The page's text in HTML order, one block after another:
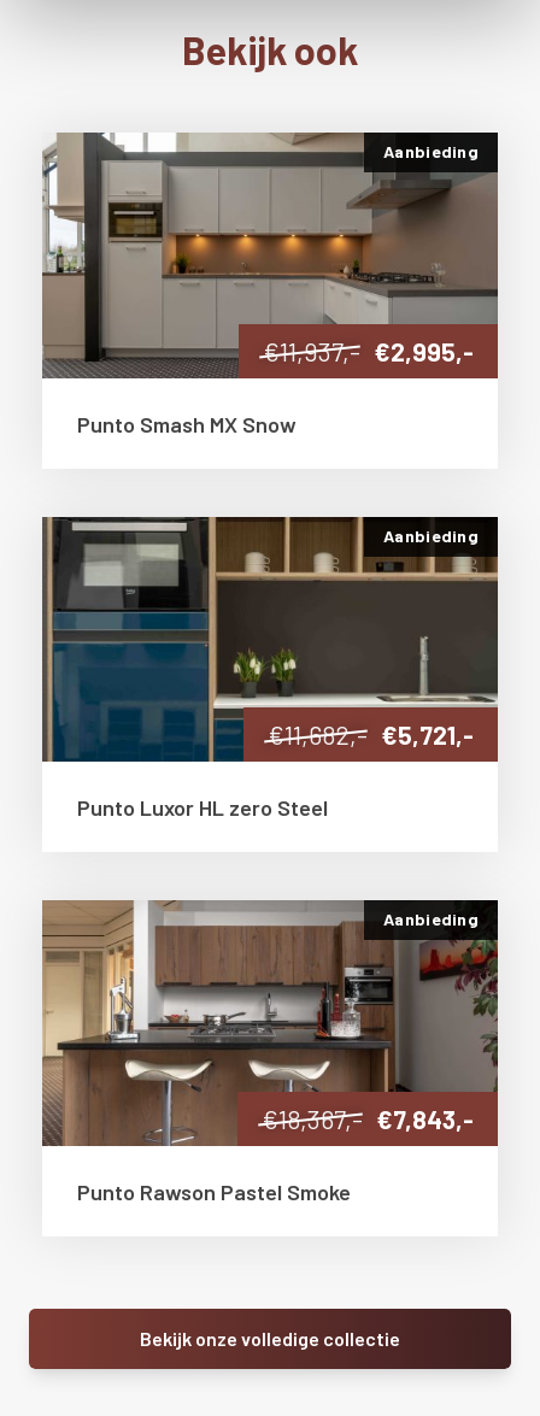
Bekijk ook
€11,937,- €2,995,-
Aanbieding
Punto Smash MX Snow
€11,682,- €5,721,-
Aanbieding
Punto Luxor HL zero Steel
€18,367,- €7,843,-
Aanbieding
Punto Rawson Pastel Smoke
Bekijk onze volledige collectie